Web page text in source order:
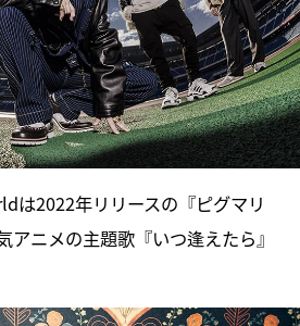
は2022年リリースの『ピグマリ
ニメの主題歌『いつ逢えたら』